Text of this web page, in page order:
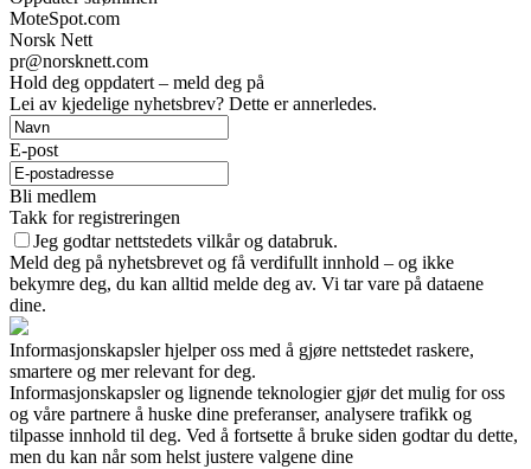
MoteSpot.com
Norsk Nett
pr@norsknett.com
Hold deg oppdatert – meld deg på
Lei av kjedelige nyhetsbrev? Dette er annerledes.
E-post
Bli medlem
Takk for registreringen
Jeg godtar nettstedets vilkår og databruk.
Meld deg på nyhetsbrevet og få verdifullt innhold – og ikke
bekymre deg, du kan alltid melde deg av. Vi tar vare på dataene
dine.
Informasjonskapsler hjelper oss med å gjøre nettstedet raskere,
smartere og mer relevant for deg.
Informasjonskapsler og lignende teknologier gjør det mulig for oss
og våre partnere å huske dine preferanser, analysere trafikk og
tilpasse innhold til deg. Ved å fortsette å bruke siden godtar du dette,
men du kan når som helst justere valgene dine